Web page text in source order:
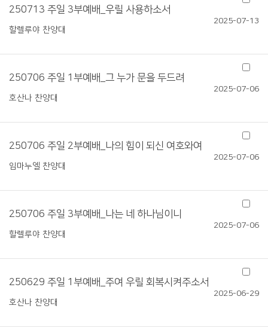
250713 주일 3부예배_우릴 사용하소서
할렐루야 찬양대
2025-07-13
250706 주일 1부예배_그 누가 문을 두드려
호산나 찬양대
2025-07-06
250706 주일 2부예배_나의 힘이 되신 여호와여
임마누엘 찬양대
2025-07-06
250706 주일 3부예배_나는 네 하나님이니
할렐루야 찬양대
2025-07-06
250629 주일 1부예배_주여 우릴 회복시켜주소서
호산나 찬양대
2025-06-29